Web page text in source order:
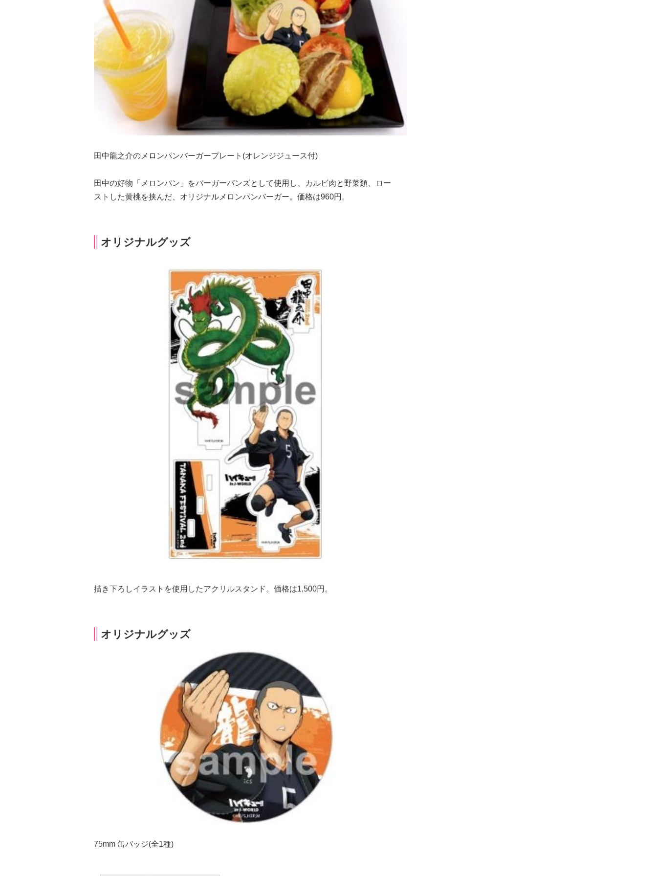
田中龍之介のメロンパンバーガープレート(オレンジジュース付)
田中の好物「メロンパン」をバーガーバンズとして使用し、カルビ肉と野菜類、ロー
ストした黄桃を挟んだ、オリジナルメロンパンバーガー。価格は960円。
オリジナルグッズ
描き下ろしイラストを使用したアクリルスタンド。価格は1,500円。
オリジナルグッズ
75mm 缶バッジ(全1種)